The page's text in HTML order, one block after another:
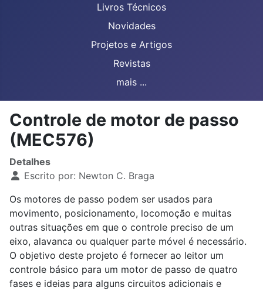
Livros Técnicos
Novidades
Projetos e Artigos
Revistas
mais ...
Controle de motor de passo
( MEC576)
Detalhes
Escrito por: Newton C. Braga
Os motores de passo podem ser usados ​​para
movimento, posicionamento, locomoção e muitas
outras situações em que o controle preciso de um
eixo, alavanca ou qualquer parte móvel é necessário.
O objetivo deste projeto é fornecer ao leitor um
controle básico para um motor de passo de quatro
fases e ideias para alguns circuitos adicionais e